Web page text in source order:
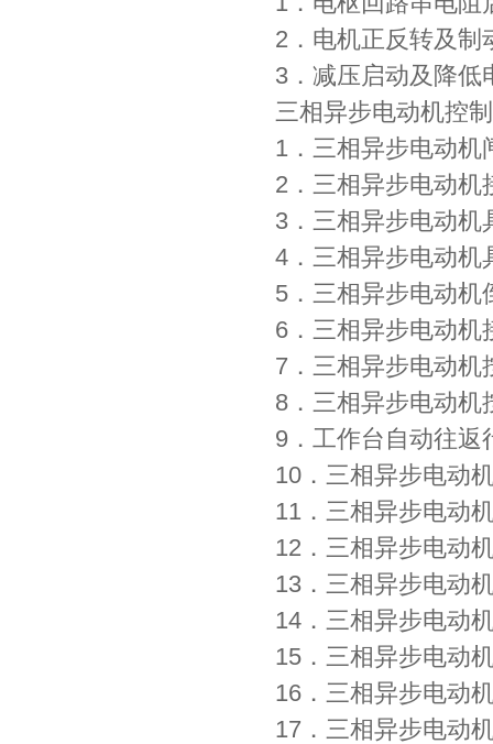
2．电机正反转及制
3．减压启动及降低
三相异步电动机控制
1．三相异步电
2．三相异步电
3．三相异步电
4．三相异步电
5．三相异步电
6．三相异步电
7．三相异步电
8．三相异步电
9．工作台自动
10．三相异步电
11．三相异步电动
12．三相异步
13．三相异步电动
14．三相异步电动
15．三相异步电动
16．三相异步电动
17．三相异步电动